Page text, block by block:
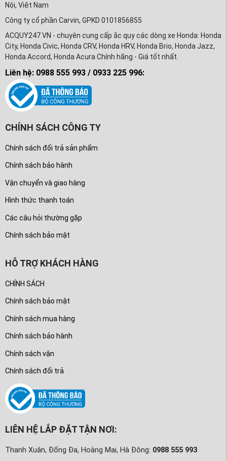
Nội, Việt Nam
Công ty cổ phần Carvin, GPKD 0101856855
ACQUY247.VN - chuyên cung cấp ắc quy các dòng xe Honda: Honda
City, Honda Civic, Honda CRV, Honda HRV, Honda Brio, Honda Jazz,
Honda Accord, Honda Acura Chính hãng - Giá tốt nhất.
Liên hệ: 0988 555 993 / 0933 225 996:
CHÍNH SÁCH CÔNG TY
Chính sách đổi trả sản phẩm
Chính sách bảo hành
Vận chuyển và giao hàng
Hình thức thanh toán
Các câu hỏi thường gặp
Chính sách bảo mật
HỖ TRỢ KHÁCH HÀNG
CHÍNH SÁCH
Chính sách bảo mật
Chính sách mua hàng
Chính sách bảo hành
Chính sách vận
Chính sách đổi trả
LIÊN HỆ LẮP ĐẶT TẬN NƠI:
Thanh Xuân, Đống Đa, Hoàng Mai, Hà Đông: 0988 555 993